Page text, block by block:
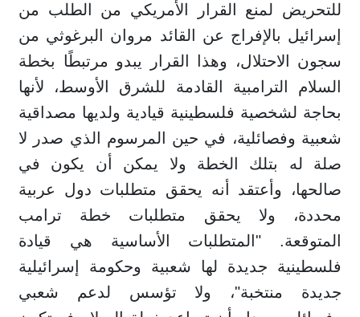
للتحريض لمنع القرار الأمريكي من الطلب من
إسرائيل بالإفراج عن القائد مروان البرغوثي من
سجون الاحتلال، وهذا القرار يبدو مرتبطًا بخطة
السلام الترامبية القادمة للشرق الأوسط، لأنها
بحاجة لشخصية فلسطينية قيادية ولديها مصداقية
شعبية وفصائلية، في حين المرسوم الذي صدر لا
صلة له بتلك الخطة ولا يمكن أن يكون في
صالحها، وأعتقد أنه يحقق متطلبات دول عربية
محددة، ولا يحقق متطلبات خطة ترامب
المتوقعة. "المتطلبات الأساسية هي قيادة
فلسطينية جديدة لها شعبية وحكومة إسرائيلية
جديدة منتخبة"، ولا تؤسس لدعم شعبي